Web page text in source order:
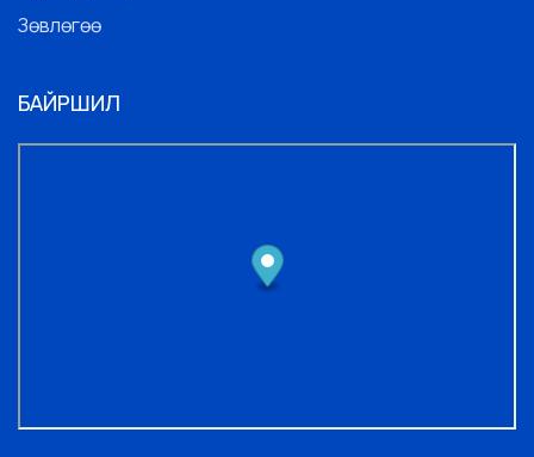
Зөвлөгөө
БАЙРШИЛ